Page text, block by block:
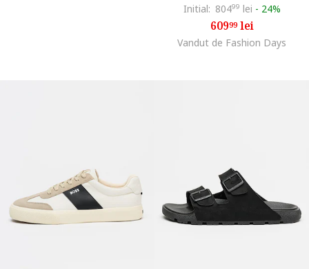
Initial: 80499 lei - 24%
60999lei
Vandut de Fashion Days